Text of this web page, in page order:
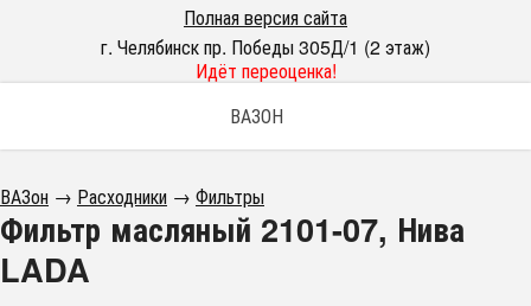
Полная версия сайта
г. Челябинск пр. Победы 305Д/1 (2 этаж)
Идёт переоценка!
ВАЗОН
ВАЗон → Расходники → Фильтры
Фильтр масляный 2101-07, Нива
LADA